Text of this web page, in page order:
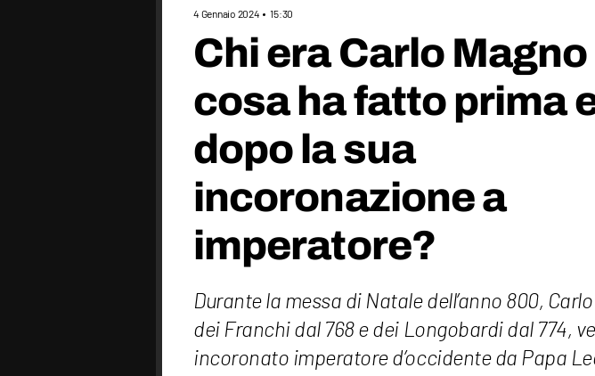
4 Gennaio 2024 15:30
Chi era Carlo Magno
cosa ha fatto prima
dopo la sua
incoronazione a
imperatore?
Durante la messa di Natale dell’anno 800,
dei Franchi dal 768 e dei Longobardi dal 774,
incoronato imperatore d’occidente da Papa